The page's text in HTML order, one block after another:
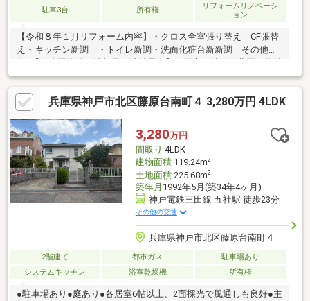
駐車3台 所有権
リフォームリノベーシ
ョン
【令和８年１月リフォーム内容】・クロス全室張り替え CF張替
え・キッチン新調 ・トイレ新調・洗面化粧台新新調 その他多
数♪【未公開物件の情報量が地域最多】三田市・神戸市北区の物件
情報を常に探索し、共有化しているため情報量には自信ありま
す！購入売却全てにおいて、センチュリー２１住まい館に任せ下
さい！【住宅ローンの審査にお悩みの方お気軽にご相談下さい】
住宅ローンが通らない理由を明確にして、一つずつ原因を潰して
から住宅ローンの審査を行います！金融機関の取扱数が豊富なの
で、お客様のご条件にベストな住宅ローンをご提案します！
兵庫県神戸市北区藤原台南町４ 3,280万円 4LDK
3,280万円
間取り 4LDK
建物面積119.24m2
土地面積225.68m2
築年月 1992年5月(築34年4ヶ月)
神戸電鉄三田線 五社駅 徒歩23分
その他の交通
兵庫県神戸市北区藤原台南町４
2階建て 都市ガス
駐車場あり
システムキッチン
浴室乾燥機 所有権
●駐車場あり●庭あり●各居室6帖以上、2面採光で風通しも良好●主